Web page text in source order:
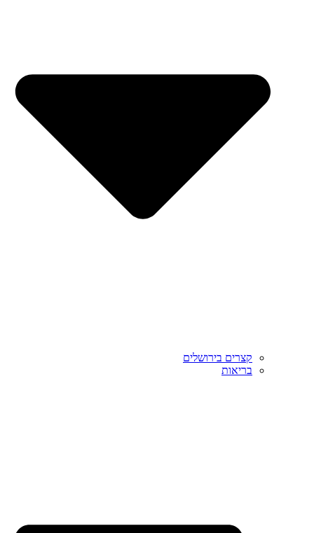
קצרים בירושלים
בריאות